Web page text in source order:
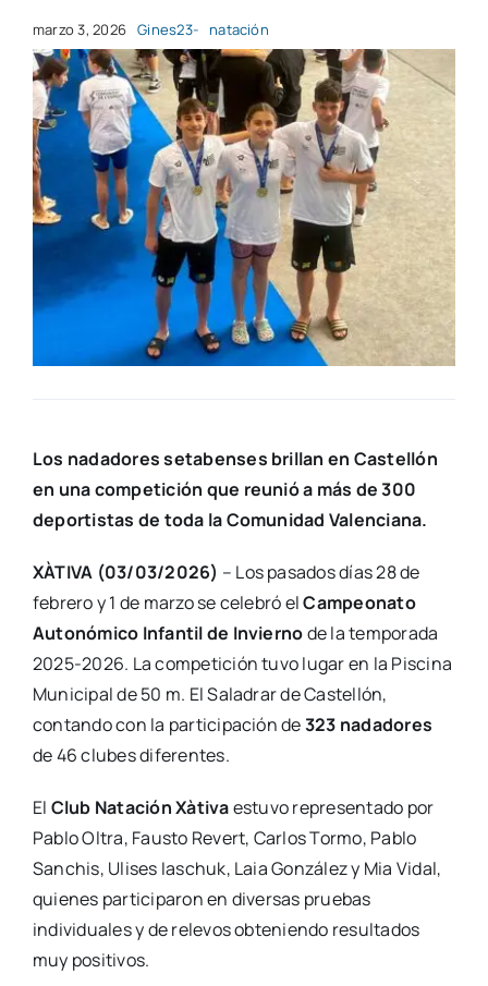
marzo 3, 2026 Gines23- natación
Los nadadores setabenses brillan en Castellón
en una competición que reunió a más de 300
deportistas de toda la Comunidad Valenciana.
XÀTIVA (03/03/2026) – Los pasados días 28 de
febrero y 1 de marzo se celebró elCampeonato
Autonómico Infantil de Inviernode la temporada
2025-2026. La competición tuvo lugar en la Piscina
Municipal de 50 m. El Saladrar de Castellón,
contando con la participación de323 nadadores
de 46 clubes diferentes.
El Club Natación Xàtivaestuvo representado por
Pablo Oltra, Fausto Revert, Carlos Tormo, Pablo
Sanchis, Ulises Iaschuk, Laia González y Mia Vidal,
quienes participaron en diversas pruebas
individuales y de relevos obteniendo resultados
muy positivos.